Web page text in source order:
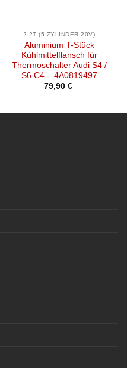
2.2T (5 ZYLINDER 20V)
Aluminium T-Stück
Kühlmittelflansch für
Thermoschalter Audi S4 /
S6 C4 – 4A0819497
79,90 €